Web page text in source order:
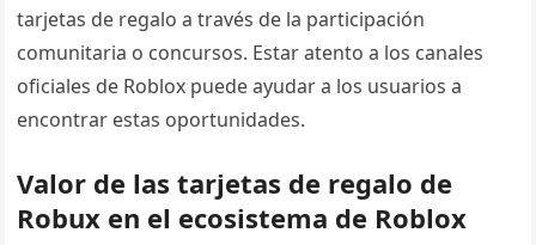
tarjetas de regalo a través de la participación
comunitaria o concursos. Estar atento a los canales
oficiales de Roblox puede ayudar a los usuarios a
encontrar estas oportunidades.
Valor de las tarjetas de regalo de
Robux en el ecosistema de Roblox